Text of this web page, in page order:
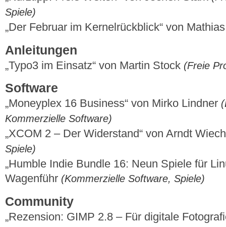
Spiele)
„Der Februar im Kernelrückblick“ von
Anleitungen
„Typo3 im Einsatz“ von Martin Stock (Freie
Software
„Moneyplex 16 Business“ von Mirko Lindner
Kommerzielle Software)
„XCOM 2 – Der Widerstand“ von Arndt
Spiele)
„Humble Indie Bundle 16: Neun Spiele für
Wagenführ (Kommerzielle Software, Spiele)
Community
„Rezension: GIMP 2.8 – Für digitale